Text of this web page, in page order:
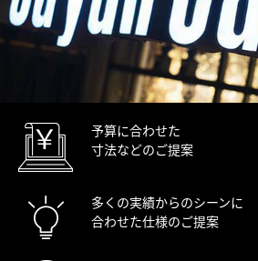
予算に合わせた
寸法などのご提案
多くの実績からのシーンに
合わせた仕様のご提案